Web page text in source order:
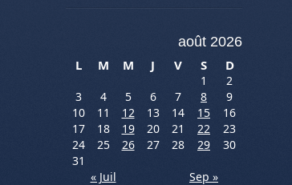
août 2026
L
M M J V S D
1
2
3
4 5 6 7 8
9
10
11 12 13 14 15
16
17
18 19 20 21 22
23
24
25 26 27 28 29
30
31
« Juil
Sep »